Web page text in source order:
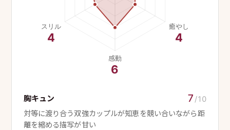
胸キュン 7 /10
対等に渡り合う双強カップルが知恵を競い合いながら距
離を縮める描写が甘い